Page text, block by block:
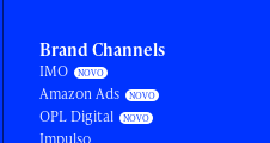
Brand Channels
IMO
Amazon Ads
OPL Digital